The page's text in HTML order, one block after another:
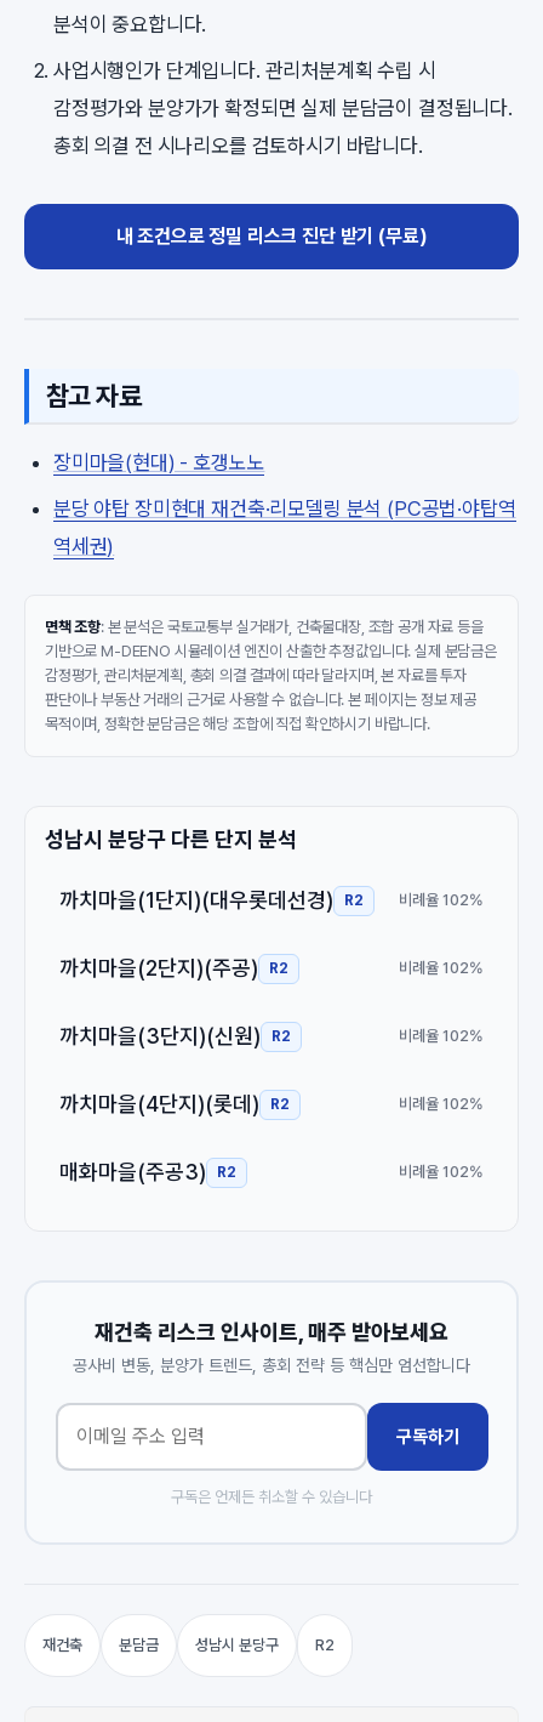
분석이 중요합니다.
사업시행인가 단계입니다. 관리처분계획 수립 시
감정평가와 분양가가 확정되면 실제 분담금이 결정됩니다.
총회 의결 전 시나리오를 검토하시기 바랍니다.
내 조건으로 정밀 리스크 진단 받기 (무료)
참고 자료
장미마을(현대) - 호갱노노
분당 야탑 장미현대 재건축·리모델링 분석 (PC공법·야탑역
역세권)
면책 조항: 본 분석은 국토교통부 실거래가, 건축물대장, 조합 공개 자료 등을
기반으로 M-DEENO 시뮬레이션 엔진이 산출한 추정값입니다. 실제 분담금은
감정평가, 관리처분계획, 총회 의결 결과에 따라 달라지며, 본 자료를 투자
판단이나 부동산 거래의 근거로 사용할 수 없습니다. 본 페이지는 정보 제공
목적이며, 정확한 분담금은 해당 조합에 직접 확인하시기 바랍니다.
성남시 분당구 다른 단지 분석
까치마을(1단지)(대우롯데선경) R2 비례율 102%
까치마을(2단지)(주공) R2 비례율 102%
까치마을(3단지)(신원) R2 비례율 102%
까치마을(4단지)(롯데) R2 비례율 102%
매화마을(주공3) R2 비례율 102%
재건축 리스크 인사이트, 매주 받아보세요
공사비 변동, 분양가 트렌드, 총회 전략 등 핵심만 엄선합니다
구독하기
구독은 언제든 취소할 수 있습니다
재건축 분담금 성남시 분당구 R2